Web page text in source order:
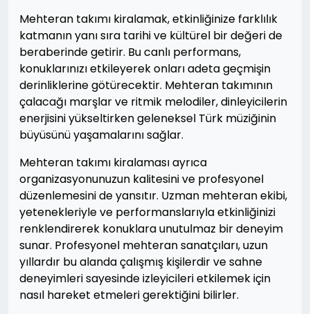
Mehteran takımı kiralamak, etkinliğinize farklılık
katmanın yanı sıra tarihi ve kültürel bir değeri de
beraberinde getirir. Bu canlı performans,
konuklarınızı etkileyerek onları adeta geçmişin
derinliklerine götürecektir. Mehteran takımının
çalacağı marşlar ve ritmik melodiler, dinleyicilerin
enerjisini yükseltirken geleneksel Türk müziğinin
büyüsünü yaşamalarını sağlar.
Mehteran takımı kiralaması ayrıca
organizasyonunuzun kalitesini ve profesyonel
düzenlemesini de yansıtır. Uzman mehteran ekibi,
yetenekleriyle ve performanslarıyla etkinliğinizi
renklendirerek konuklara unutulmaz bir deneyim
sunar. Profesyonel mehteran sanatçıları, uzun
yıllardır bu alanda çalışmış kişilerdir ve sahne
deneyimleri sayesinde izleyicileri etkilemek için
nasıl hareket etmeleri gerektiğini bilirler.